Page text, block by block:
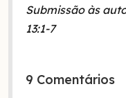
Submissão às
13:1-7
9 Comentários